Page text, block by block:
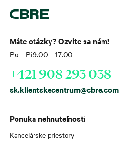
Ponuka nehnuteľností
Kancelárske priestory
Máte otázky? Ozvite sa nám!
Po - Pi9:00 - 17:00
+421 908 293 038
sk.klientskecentrum@cbre.com